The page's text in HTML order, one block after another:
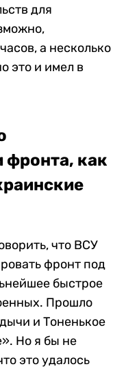
для
а несколько
это и имел в
фронта, как
что ВСУ
фронт под
быстрое
Прошло
и Тоненькое
Но я бы не
это удалось